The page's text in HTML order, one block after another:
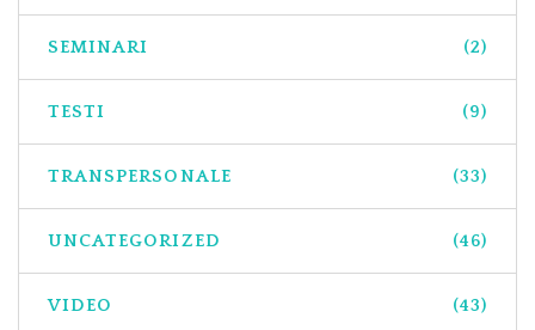
SEMINARI (2)
TESTI (9)
TRANSPERSONALE (33)
UNCATEGORIZED (46)
VIDEO (43)